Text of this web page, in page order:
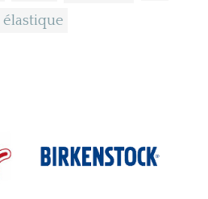
élastique